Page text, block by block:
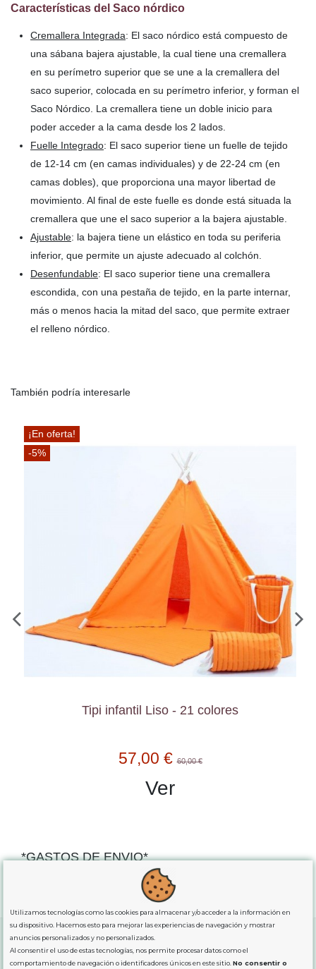
Características del Saco nórdico
Cremallera Integrada: El saco nórdico está compuesto de
una sábana bajera ajustable, la cual tiene una cremallera
en su perímetro superior que se une a la cremallera del
saco superior, colocada en su perímetro inferior, y forman el
Saco Nórdico. La cremallera tiene un doble inicio para
poder acceder a la cama desde los 2 lados.
Fuelle Integrado: El saco superior tiene un fuelle de tejido
de 12-14 cm (en camas individuales) y de 22-24 cm (en
camas dobles), que proporciona una mayor libertad de
movimiento. Al final de este fuelle es donde está situada la
cremallera que une el saco superior a la bajera ajustable.
Ajustable: la bajera tiene un elástico en toda su periferia
inferior, que permite un ajuste adecuado al colchón.
Desenfundable: El saco superior tiene una cremallera
escondida, con una pestaña de tejido, en la parte internar,
más o menos hacia la mitad del saco, que permite extraer
el relleno nórdico.
También podría interesarle
¡En oferta!
-5%
Tipi infantil Liso - 21 colores
57,00 € 60,00 €
Ver
*GASTOS DE ENVIO*
para comprassuperiores a 80€
exclusiva para la peninsula.
SOBRE NOSOTROS
Utilizamos tecnologías como las cookies para almacenar y/o acceder a la información en
su dispositivo. Hacemos esto para mejorar las experiencias de navegación y mostrar
anuncios personalizados y no personalizados.
Al consentir el uso de estas tecnologías, nos permite procesar datos como el
comportamiento de navegación o identificadores únicos en este sitio.No consentir o